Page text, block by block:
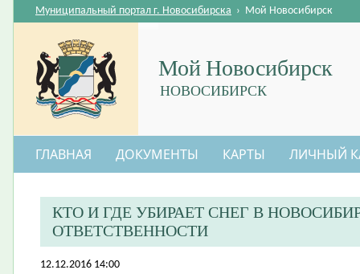
Мой Новосибирск
НОВОСИБИРСК
Муниципальный портал г. Новосибирска › Мой Новосибирск
ГЛАВНАЯ ДОКУМЕНТЫ КАРТЫ ЛИЧНЫЙ
КТО И ГДЕ УБИРАЕТ СНЕГ В
ОТВЕТСТВЕННОСТИ
12.12.2016 14:00